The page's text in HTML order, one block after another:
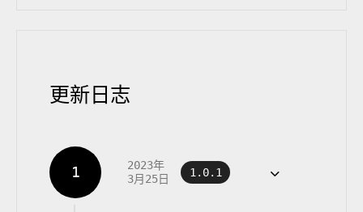
更新日志
2023年
3月25日
1.0.1